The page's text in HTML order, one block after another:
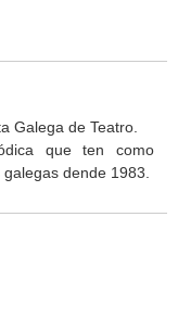
Galega de Teatro.
que ten como
dende 1983.